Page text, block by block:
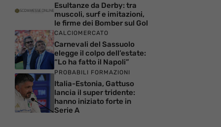
Esultanze da Derby: tra
muscoli, surf e imitazioni,
le firme dei Bomber sul Gol
CALCIOMERCATO
Carnevali del Sassuolo
elegge il colpo dell’estate:
“Lo ha fatto il Napoli”
PROBABILI FORMAZIONI
Italia-Estonia, Gattuso
lancia il super tridente:
hanno iniziato forte in
Serie A